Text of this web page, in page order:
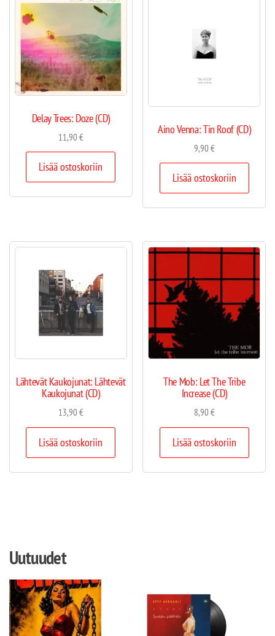
Delay Trees: Doze (CD)
11,90€
Lisää ostoskoriin
Aino Venna: Tin Roof (CD)
9,90€
Lisää ostoskoriin
Lähtevät Kaukojunat: Lähtevät
Kaukojunat (CD)
13,90€
Lisää ostoskoriin
The Mob: Let The Tribe
Increase (CD)
8,90€
Lisää ostoskoriin
Uutuudet